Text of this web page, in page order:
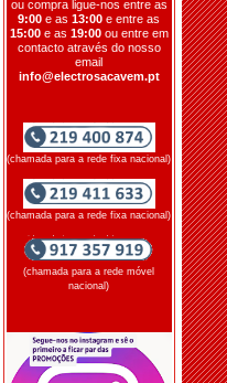
ou compra ligue-nos entre as
9:00 e as 13:00 e entre as
15:00e as 19:00 ou entre em
contacto através do nosso
email
info@electrosacavem.pt
(chamada para a rede fixa nacional)
(chamada para a rede fixa nacional)
(chamada para a rede móvel
nacional)